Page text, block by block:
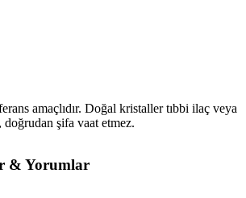
amaçlıdır. Doğal kristaller tıbbi ilaç veya
şifa vaat etmez.
& Yorumlar